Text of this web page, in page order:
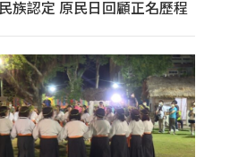
族認定 原民日回顧正名歷程